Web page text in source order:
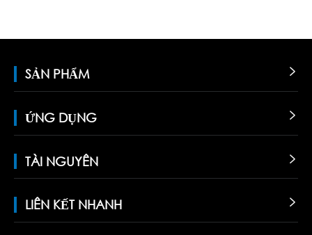
SẢN PHẨM 
ỨNG DỤNG 
TÀI NGUYÊN 
LIÊN KẾT NHANH 